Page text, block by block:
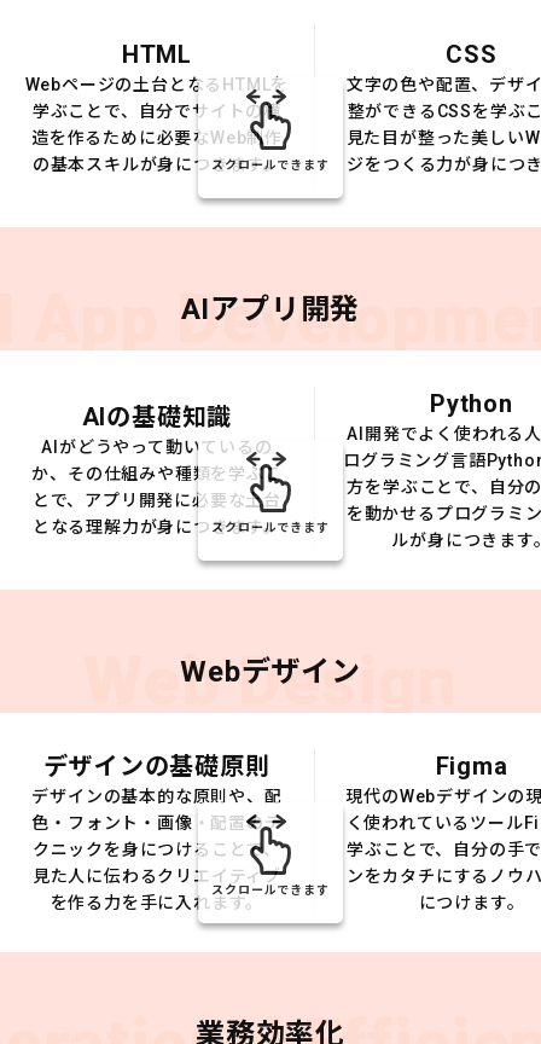
HTML
Webページの土台となるHTMLを
学ぶことで、自分でサイトの構
造を作るために必要なWeb制作
の基本スキルが身につきます。
CSS
文字の色や配置、デザ
整ができるCSSを学ぶ
見た目が整った美しい
ジをつくる力が身につ
スクロールできます
App AIアプリ開発
AIの基礎知識
AIがどうやって動いているの
か、その仕組みや種類を学ぶこ
とで、アプリ開発に必要な土台
となる理解力が身につきます。
Python
AI開発でよく使われる
ログラミング言語
方を学ぶことで、自分
を動かせるプログラミ
ルが身につきます
スクロールできます
Web Design
Webデザイン
デザインの基礎原則
デザインの基本的な原則や、配
色・フォント・画像・配置のテ
クニックを身につけることで、
見た人に伝わるクリエイティブ
を作る力を手に入れます。
Figma
現代のWebデザインの
く使われているツール
学ぶことで、自分の手
ンをカタチにするノウ
につけます。
スクロールできます
業務効率化